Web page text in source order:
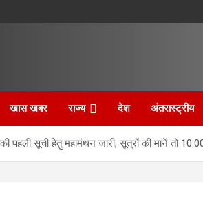
खास खबर राज्य देश अंतरास्ट्रीय
की पहली सूची हेतु महामंथन जारी, सूत्रों की मानें तो